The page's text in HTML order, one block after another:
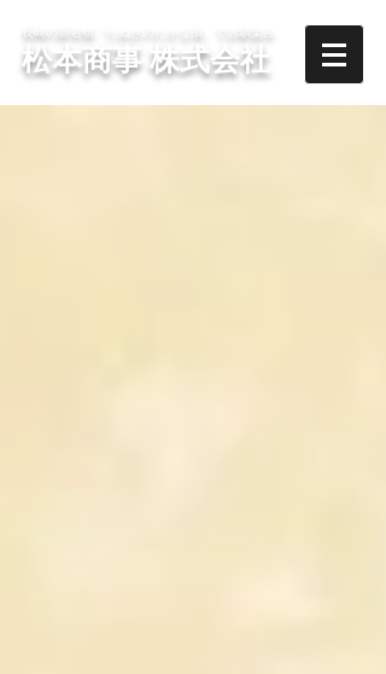
長崎の新名物「たぬきのたかな漬」でお馴染み
​松本商事 株式会社